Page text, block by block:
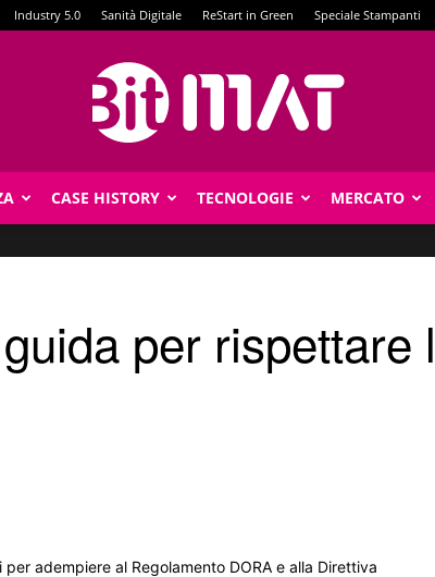
Industry 5.0 Sanità Digitale ReStart in Green Speciale Stampanti
CASE HISTORY TECNOLOGIE MERCATO
per rispettare
adempiere al Regolamento DORA e alla Direttiva